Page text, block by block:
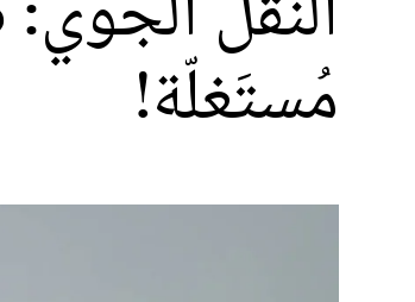
مُستَغلّة!